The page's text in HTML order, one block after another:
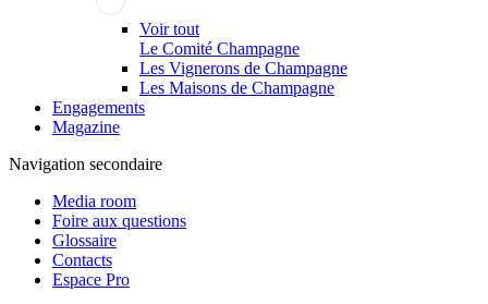
Voir tout
Le Comité Champagne
Les Vignerons de Champagne
Les Maisons de Champagne
Engagements
Magazine
Navigation secondaire
Media room
Foire aux questions
Glossaire
Contacts
Espace Pro